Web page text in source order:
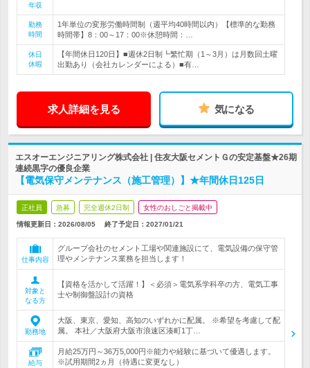
年収
勤務
時間
1年単位の変形労働時間制（週平均40時間以内）【標準的な勤務
時間帯】8：00～17：00※休憩時間：…
休日
休暇
【年間休日120日】■週休2日制┗繁忙期（1～3月）は月数回土曜
出勤あり（会社カレンダーによる）■有…
求人詳細を見る 気になる
エスオーエンジニアリング株式会社 | 住友大阪セメントＧの安定基盤★26期
連続黒字の優良企業
【電気保守メンテナンス（施工管理）】★年間休日125日
正社員 急募 完全週休2日制 女性のおしごと掲載中
情報更新日：2026/08/05 終了予定日： 2027/01/21
仕事内容
グループ会社のセメント工場や関連施設にて、電気設備の保守管
理やメンテナンス業務を担当します！
対象と
なる方
【資格を活かして活躍！】＜必須＞電気系学科卒の方、電気工事
士や制御盤設計の資格
勤務地
大阪、東京、愛知、高知のいずれかに配属。 ※希望を考慮して配
属。 本社／大阪府大阪市浪速区湊町1丁…
給与
月給25万円～36万5,000円※能力や経験に基づいて優遇します。
※試用期間2ヵ月（待遇に変更なし）